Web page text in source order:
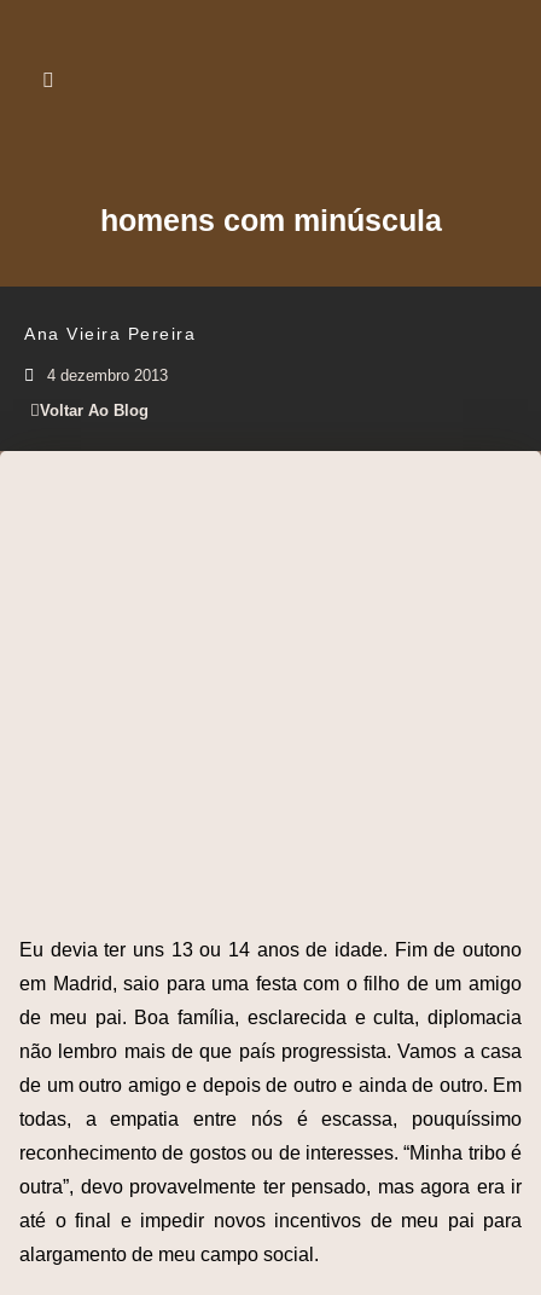
homens com minúscula
Ana Vieira Pereira
4 dezembro 2013
Voltar Ao Blog
Eu devia ter uns 13 ou 14 anos de idade. Fim de outono
em Madrid, saio para uma festa com o filho de um amigo
de meu pai. Boa família, esclarecida e culta, diplomacia
não lembro mais de que país progressista. Vamos a casa
de um outro amigo e depois de outro e ainda de outro. Em
todas, a empatia entre nós é escassa, pouquíssimo
reconhecimento de gostos ou de interesses. “Minha tribo é
outra”, devo provavelmente ter pensado, mas agora era ir
até o final e impedir novos incentivos de meu pai para
alargamento de meu campo social.